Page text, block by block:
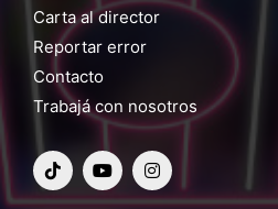
Carta al director
Reportar error
Contacto
Trabajá con nosotros